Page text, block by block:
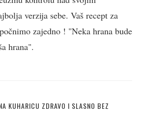
verzija sebe. Vaš recept za
zajedno ! "Neka hrana bude
hrana".
KUHARICU ZDRAVO I SLASNO BEZ